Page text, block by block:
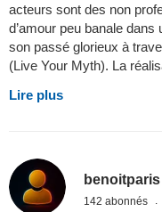
acteurs sont des non
d’amour peu banale
son passé glorieux à
(Live Your Myth). La
Lire plus
benoitparis
142 abonnés